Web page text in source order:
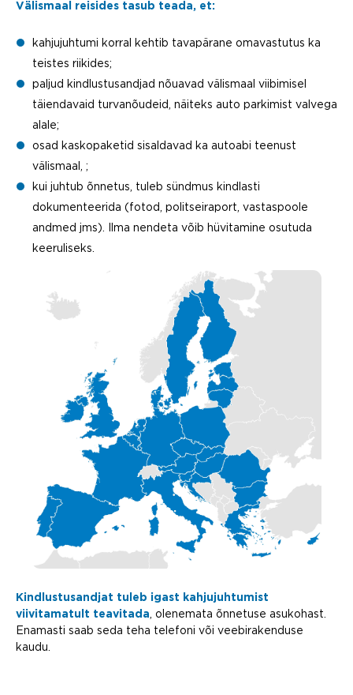
Välismaal reisides tasub teada, et:
kahjujuhtumi korral kehtib tavapärane omavastutus ka
teistes riikides;
paljud kindlustusandjad nõuavad välismaal viibimisel
täiendavaid turvanõudeid, näiteks auto parkimist valvega
alale;
osad kaskopaketid sisaldavad ka autoabi teenust
välismaal, ;
kui juhtub õnnetus, tuleb sündmus kindlasti
dokumenteerida (fotod, politseiraport, vastaspoole
andmed jms). Ilma nendeta võib hüvitamine osutuda
keeruliseks.
Kindlustusandjat tuleb igast kahjujuhtumist
viivitamatult teavitada , olenemata õnnetuse asukohast.
Enamasti saab seda teha telefoni või veebirakenduse
kaudu.